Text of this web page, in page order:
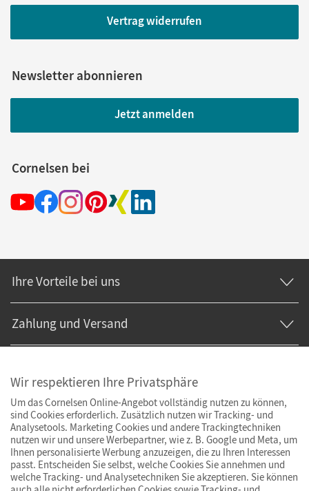
Vertrag widerrufen
Newsletter abonnieren
Jetzt anmelden
Cornelsen bei
Ihre Vorteile bei uns
Zahlung und Versand
Wir respektieren Ihre Privatsphäre
Um das Cornelsen Online-Angebot vollständig nutzen zu können,
sind Cookies erforderlich. Zusätzlich nutzen wir Tracking- und
Analysetools. Marketing Cookies und andere Trackingtechniken
nutzen wir und unsere Werbepartner, wie z. B. Google und Meta, um
Ihnen personalisierte Werbung anzuzeigen, die zu Ihren Interessen
passt. Entscheiden Sie selbst, welche Cookies Sie annehmen und
welche Tracking- und Analysetechniken Sie akzeptieren. Sie können